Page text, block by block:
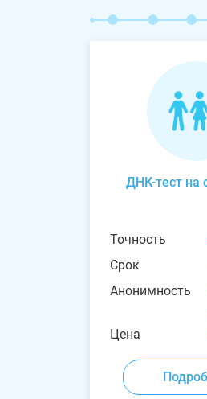
ДНК-тест на
Точность
Срок
Анонимность
Цена